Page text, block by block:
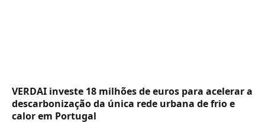
VERDAI investe 18 milhões de euros para acelerar a
descarbonização da única rede urbana de frio e
calor em Portugal